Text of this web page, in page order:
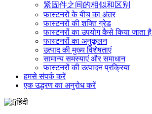
紧固件之间的相似和区别
फास्टनरों के बीच का अंतर
फास्टनरों की शक्ति ग्रेड
फास्टनरों का उपयोग कैसे किया जाता है
फास्टनरों का अनुकूलन
उत्पाद की मुख्य विशेषताएं
सामान्य समस्याएं और समाधान
फास्टनरों की उत्पादन प्रक्रिया
हमसे संपर्क करें
एक उद्धरण का अनुरोध करें
हिंदी